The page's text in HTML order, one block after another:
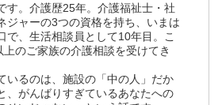
す。介護歴25年。介護福祉士・社
ジャーの3つの資格を持ち、いまは
で、生活相談員として10年目。こ
のご家族の介護相談を受けてき
いるのは、施設の「中の人」だか
、がんばりすぎているあなたへの